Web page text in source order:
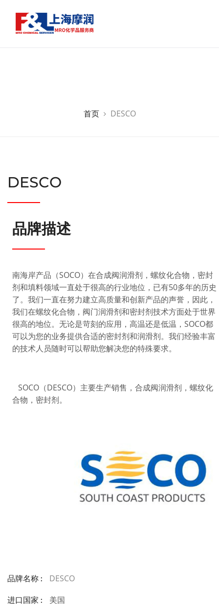
首页 DESCO
DESCO
品牌描述
南海岸产品（SOCO）在合成阀润滑剂，螺纹化合物，密封
剂和填料领域一直处于很高的行业地位，已有50多年的历史
了。我们一直在努力建立高质量和创新产品的声誉，因此，
我们在螺纹化合物，阀门润滑剂和密封剂技术方面处于世界
很高的地位。无论是苛刻的应用，高温还是低温，SOCO都
可以为您的业务提供合适的密封剂和润滑剂。我们经验丰富
的技术人员随时可以帮助您解决您的特殊要求。
SOCO（DESCO）主要生产销售，合成阀润滑剂，螺纹化
合物，密封剂。
品牌名称 : DESCO
进口国家 : 美国